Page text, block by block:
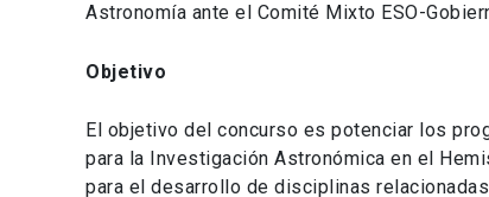
Astronomía ante el Comité Mixto ESO-
Objetivo
El objetivo del concurso es potenciar los
para la Investigación Astronómica en el
para el desarrollo de disciplinas